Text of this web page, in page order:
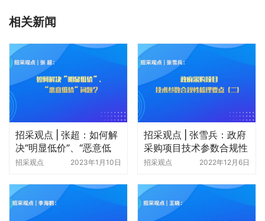
相关新闻
招采观点 | 张超：如何解
决“明显低价”、“恶意低
价”问题？
招采观点 2023年1月10日
招采观点 | 张雪兵：政府
采购项目技术参数合规性
梳理要点（二）
招采观点 2022年12月6日